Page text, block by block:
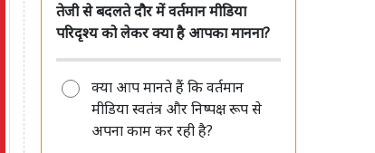
पत्रकारिता का अगला भविष्य छोटे शहरों
और हाइपर लोकल रिपोर्टर्स के पास: शमशेर
सिंह
तेजी से बदलते दौर में वर्तमान मीडिया
परिदृश्य को लेकर क्या है आपका मानना?
क्या आप मानते हैं कि वर्तमान
मीडिया स्वतंत्र और निष्पक्ष रूप से
अपना काम कर रही है?